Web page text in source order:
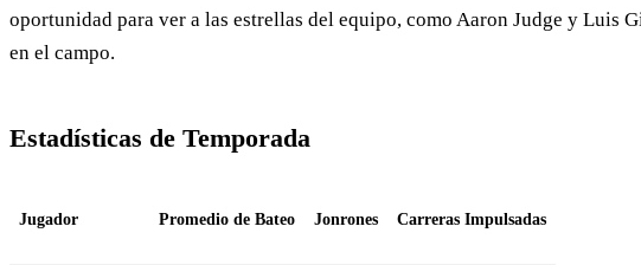
oportunidad para ver a las estrellas del equipo, como Aaron Judge y Luis
en el campo.
Estadísticas de Temporada
Jugador Promedio de Bateo Jonrones Carreras Impulsadas